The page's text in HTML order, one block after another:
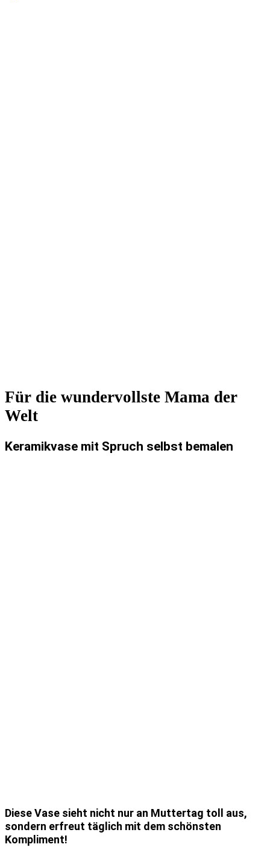
Für die wundervollste Mama der
Welt
Keramikvase mit Spruch selbst bemalen
Diese Vase sieht nicht nur an Muttertag toll aus,
sondern erfreut täglich mit dem schönsten
Kompliment!